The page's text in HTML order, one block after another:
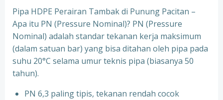
Pipa HDPE Perairan Tambak di Punung Pacitan –
Apa itu PN (Pressure Nominal)? PN (Pressure
Nominal) adalah standar tekanan kerja maksimum
(dalam satuan bar) yang bisa ditahan oleh pipa pada
suhu 20°C selama umur teknis pipa (biasanya 50
tahun).
PN 6,3 paling tipis, tekanan rendah cocok